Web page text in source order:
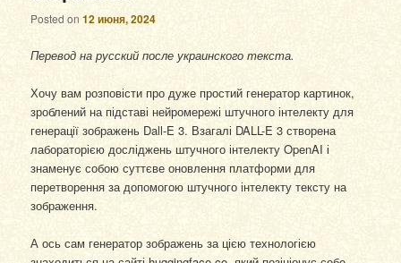
Posted on12 июня, 2024
Перевод на русский после украинского текста.
Хочу вам розповісти про дуже простий генератор картинок,
зроблений на підставі нейромережі штучного інтелекту для
генерації зображень Dall-E 3. Взагалі DALL-E 3 створена
лабораторією досліджень штучного інтелекту OpenAI і
знаменує собою суттєве оновлення платформи для
перетворення за допомогою штучного інтелекту тексту на
зображення.
А ось сам генератор зображень за цією технологією